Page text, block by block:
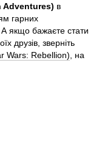
Adventures) в
гарних
А якщо бажаєте стати
друзів, зверніть
Wars: Rebellion) , на